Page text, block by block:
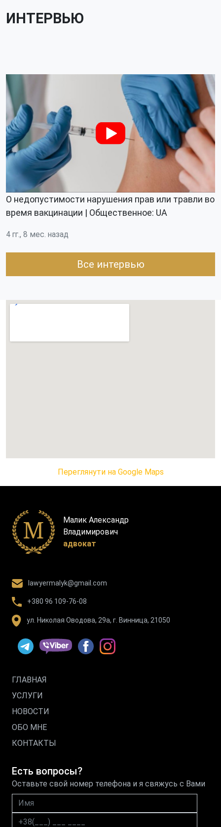
ИНТЕРВЬЮ
О недопустимости нарушения прав или травли во
время вакцинации | Общественное: UA
4 гг., 8 мес. назад
Все интервью
Переглянути на Google Maps
Малик Александр
Владимирович
адвокат
lawyermalyk@gmail.com
+380 96 109-76-08
ул. Николая Оводова, 29а, г. Винница, 21050
ГЛАВНАЯ
УСЛУГИ
НОВОСТИ
ОБО МНЕ
КОНТАКТЫ
Есть вопросы?
Оставьте свой номер телефона и я свяжусь с Вами
Имя
Номер телефона